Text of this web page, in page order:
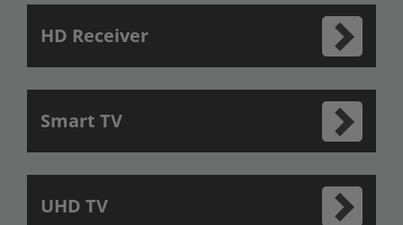
HD Receiver
Smart TV
UHD TV